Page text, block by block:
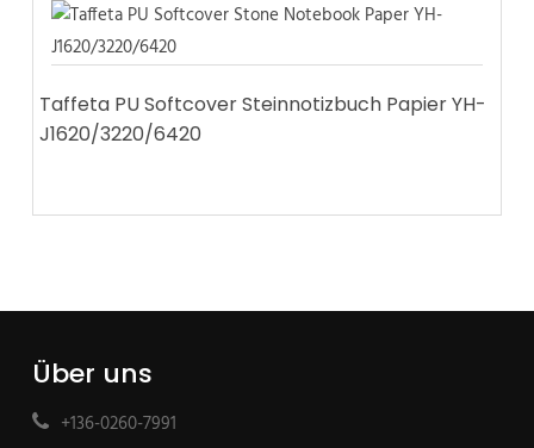
Taffeta PU Softcover Steinnotizbuch Papier YH-
J1620/3220/6420
Über uns
+136-0260-7991